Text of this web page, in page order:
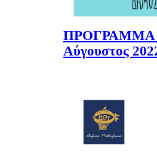
ΠΡΟΓΡΑΜΜΑ
Αύγουστος